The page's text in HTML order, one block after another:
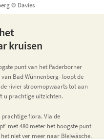
© Davies
kruisen
punt van het Paderborner
Bad Wünnenberg- loopt de
rivier stroomopwaarts tot aan
u prachtige uitzichten.
flora. Via de
met 480 meter het hoogste punt
niet ver meer naar Bleiwäsche.